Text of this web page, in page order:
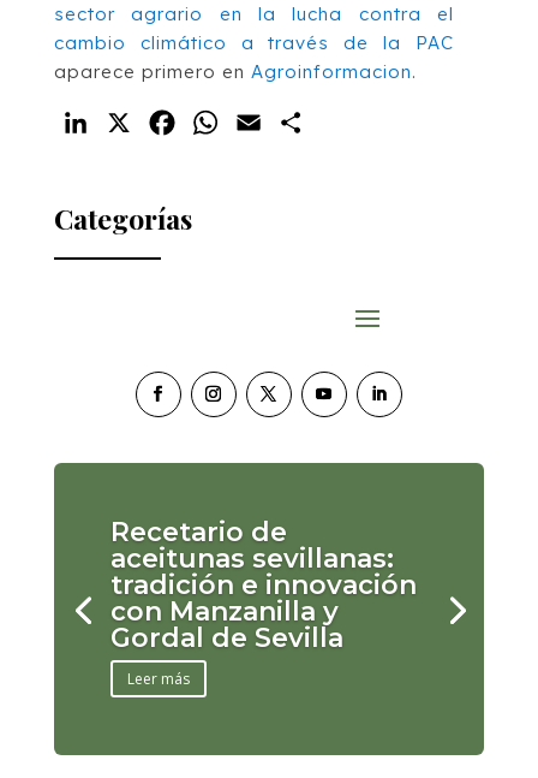
sector agrario en la lucha contra el
cambio climático a través de la PAC
aparece primero en Agroinformacion.
LinkedIn FacebookWhatsApp
Email
Categorías
Recetario de
aceitunas sevillanas:
tradición e innovación
con Manzanilla y
Gordal de Sevilla
Leer más